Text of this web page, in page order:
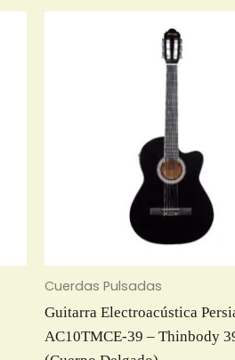
Cuerdas Pulsadas
Guitarra Electroacústica
AC10TMCE-39 – Thinbody